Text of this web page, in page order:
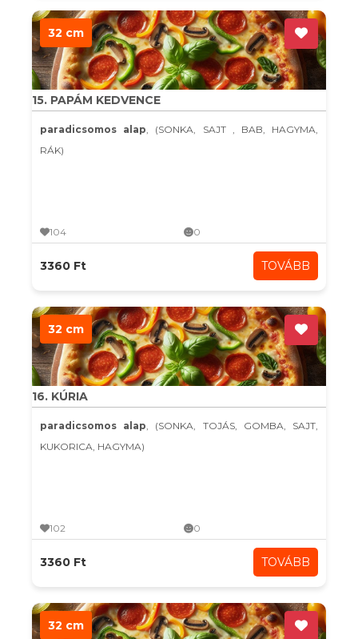
32 cm
15. PAPÁM KEDVENCE
paradicsomos alap, (SONKA, SAJT , BAB, HAGYMA,
RÁK)
104 0
3360 Ft TOVÁBB
32 cm
16. KÚRIA
paradicsomos alap, (SONKA, TOJÁS, GOMBA, SAJT,
KUKORICA, HAGYMA)
102 0
3360 Ft TOVÁBB
32 cm